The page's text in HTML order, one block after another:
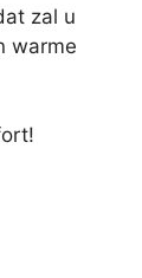
zal u
warme